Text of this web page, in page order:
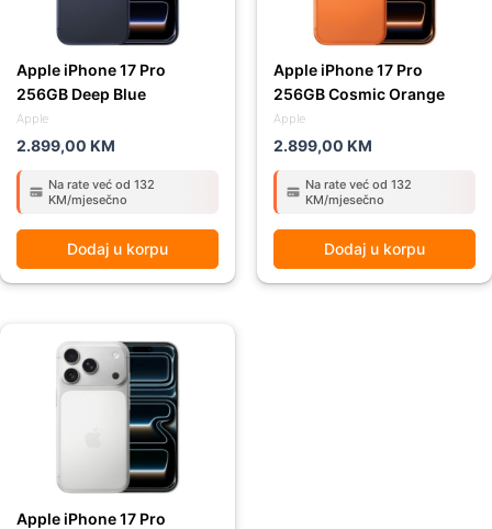
Apple
Apple iPhone 17 Pro
256GB Deep Blue
2.899,00 KM
Na rate već od 132
KM/mjesečno
Dodaj u korpu
Apple
Apple iPhone 17 Pro
256GB Cosmic Orange
2.899,00 KM
Na rate već od 132
KM/mjesečno
Dodaj u korpu
Apple iPhone 17 Pro